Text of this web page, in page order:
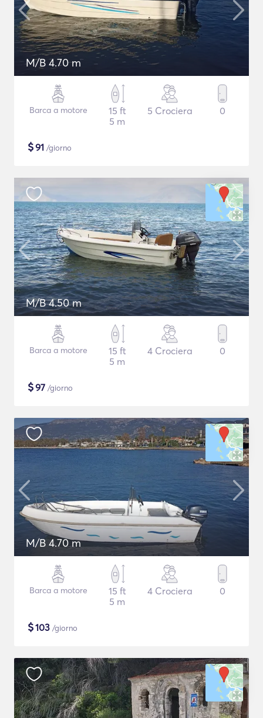
M/B 4.70 m
Barca a motore
15 ft
5 m
5 Crociera 0
$91 /giorno
M/B 4.50 m
Barca a motore
15 ft
5 m
4 Crociera 0
$97 /giorno
M/B 4.70 m
Barca a motore
15 ft
5 m
4 Crociera 0
$103 /giorno